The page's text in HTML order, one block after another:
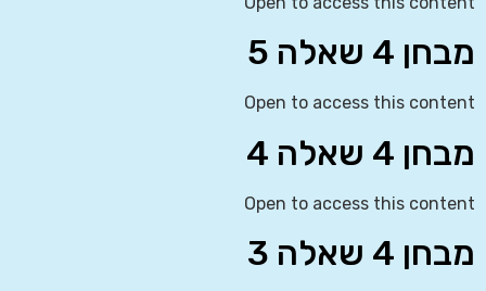
מבחן 4 שאלה 5
Open to access this content
מבחן 4 שאלה 4
Open to access this content
מבחן 4 שאלה 3